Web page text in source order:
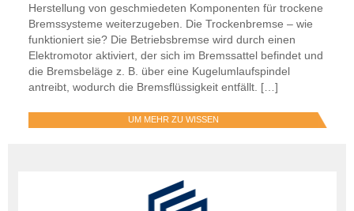
Herstellung von geschmiedeten Komponenten für trockene
Bremssysteme weiterzugeben. Die Trockenbremse – wie
funktioniert sie? Die Betriebsbremse wird durch einen
Elektromotor aktiviert, der sich im Bremssattel befindet und
die Bremsbeläge z. B. über eine Kugelumlaufspindel
antreibt, wodurch die Bremsflüssigkeit entfällt. […]
UM MEHR ZU WISSEN